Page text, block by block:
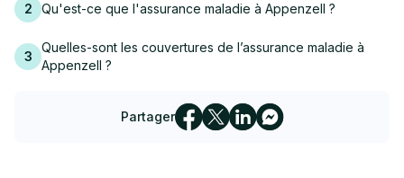
2 Qu'est-ce que l'assurance maladie à Appenzell ?
3
Quelles-sont les couvertures de l’assurance maladie à
Appenzell ?
Partager